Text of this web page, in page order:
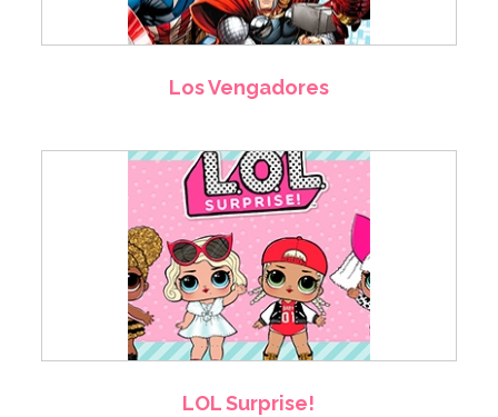
Los Vengadores
LOL Surprise!